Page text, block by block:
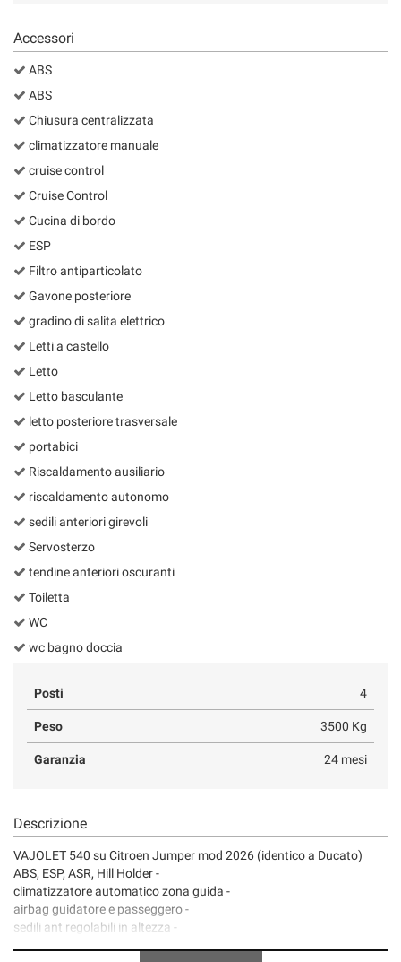
Accessori
ABS
ABS
Chiusura centralizzata
climatizzatore manuale
cruise control
Cruise Control
Cucina di bordo
ESP
Filtro antiparticolato
Gavone posteriore
gradino di salita elettrico
Letti a castello
Letto
Letto basculante
letto posteriore trasversale
portabici
Riscaldamento ausiliario
riscaldamento autonomo
sedili anteriori girevoli
Servosterzo
tendine anteriori oscuranti
Toiletta
WC
wc bagno doccia
Posti 4
Peso 3500 Kg
Garanzia 24 mesi
Descrizione
VAJOLET 540 su Citroen Jumper mod 2026 (identico a Ducato)
ABS, ESP, ASR, Hill Holder -
climatizzatore automatico zona guida -
airbag guidatore e passeggero -
sedili ant regolabili in altezza -